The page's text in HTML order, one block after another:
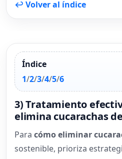
↩ Volver al índice
Índice
1/2/3/4/5/6
3) Tratamiento
elimina cucarachas
Para cómo eliminar
sostenible, prioriza